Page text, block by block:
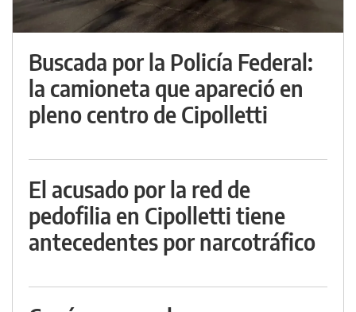
Buscada por la Policía Federal:
la camioneta que apareció en
pleno centro de Cipolletti
El acusado por la red de
pedofilia en Cipolletti tiene
antecedentes por narcotráfico